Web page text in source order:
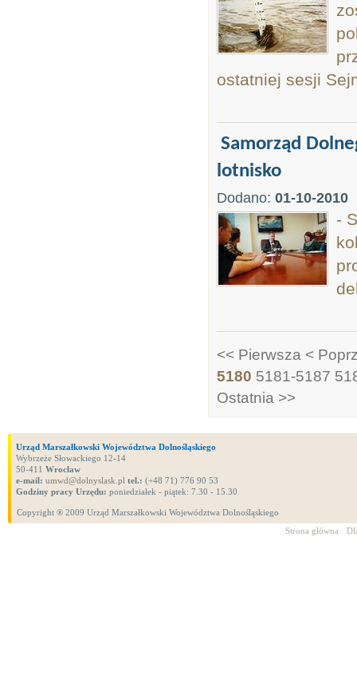
ostatniej sesji
Samorząd
lotnisko
Dodano: 01-10-2010
-
<< Pierwsza <
5180 5181-5187
Ostatnia >>
Urząd Marszałkowski Województwa Dolnośląskiego
Wybrzeże Słowackiego 12-14
50-411 Wrocław
e-mail: umwd@dolnyslask.pl tel.: (+48 71) 776 90 53
Godziny pracy Urzędu: poniedziałek - piątek: 7.30 - 15.30
Copyright ® 2009 Urząd Marszałkowski Województwa Dolnośląskiego
Strona główna